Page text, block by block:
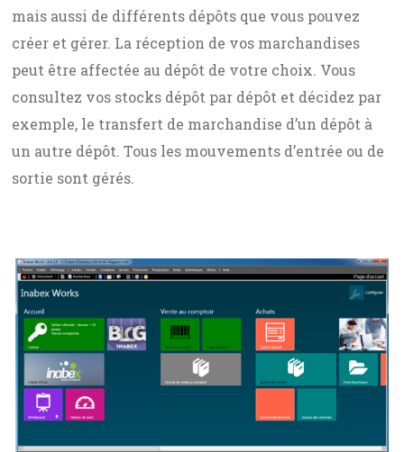
mais aussi de différents dépôts que vous pouvez
créer et gérer. La réception de vos marchandises
peut être affectée au dépôt de votre choix. Vous
consultez vos stocks dépôt par dépôt et décidez par
exemple, le transfert de marchandise d’un dépôt à
un autre dépôt. Tous les mouvements d’entrée ou de
sortie sont gérés.